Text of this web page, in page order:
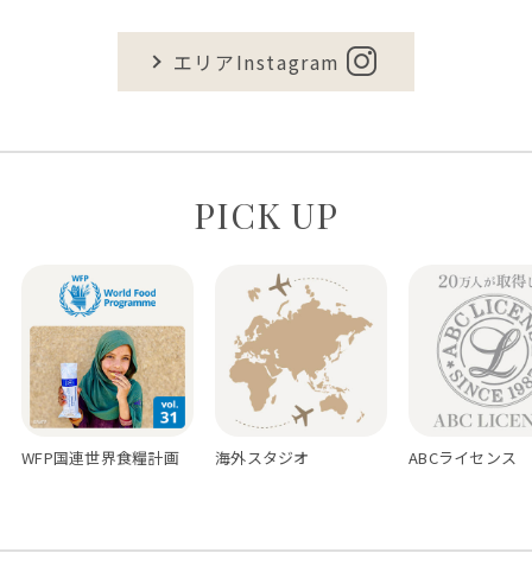
エリアInstagram
PICK UP
WFP国連世界食糧計画 海外スタジオ ABCライセンス